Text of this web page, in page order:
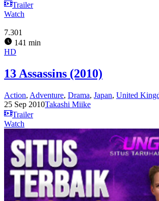
Trailer
Watch
7.301
141 min
HD
13 Assassins (2010)
Action, Adventure, Drama, Japan, United
25 Sep 2010Takashi Miike
Trailer
Watch